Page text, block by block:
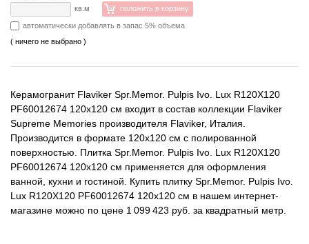
кв.м
положить в корзину
автоматически добавлять в запас 5% объема
( ничего не выбрано )
Керамогранит Flaviker Spr.Memor. Pulpis Ivo. Lux R120X120
PF60012674 120x120 см входит в состав коллекции Flaviker
Supreme Memories производителя Flaviker, Италия.
Производится в формате 120x120 см с полированной
поверхностью. Плитка Spr.Memor. Pulpis Ivo. Lux R120X120
PF60012674 120x120 см применяется для оформления
ванной, кухни и гостиной. Купить плитку Spr.Memor. Pulpis Ivo.
Lux R120X120 PF60012674 120x120 см в нашем интернет-
магазине можно по цене 1 099 423 руб. за квадратный метр.